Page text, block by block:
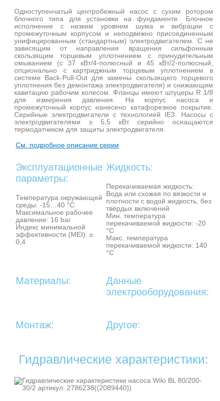
Одноступенчатый центробежный насос с сухим ротором
блочного типа для установки на фундаменте. Блочное
исполнение с низким уровнем шума и вибрации с
промежуточным корпусом и неподвижно присоединенным
унифицированным (стандартным) электродвигателем. С не
зависящим от направления вращения сильфонным
скользящим торцевым уплотнением с принудительным
омыванием (с 37 кВт/4-полюсный и 45 кВт/2-полюсный,
опционально с картриджным торцевым уплотнением в
системе Back-Pull-Out для замены скользящего торцевого
уплотнения без демонтажа электродвигателя) и снижающим
кавитацию рабочим колесом. Фланцы имеют штуцеры R 1/8
для измерения давления. На корпус насоса и
промежуточный корпус нанесено катафорезное покрытие.
Серийные электродвигатели с технологией IE3. Насосы с
электродвигателями ≥ 5,5 кВт серийно оснащаются
термодатчиком для защиты электродвигателя.
См. подробное описание серии
Эксплуатационные
параметры:
Температура окружающей
среды: -15…40 °C
Максимальное рабочее
давление: 16 bar
Индекс минимальной
эффективности (MEI): ≥
0,4
Жидкость:
Перекачиваемая жидкость:
Вода или схожая по вязкости и
плотности с водой жидкость, без
твёрдых включений
Мин. температура
перекачиваемой жидкости: -20
°C
Макс. температура
перекачиваемой жидкости: 140
°C
Материалы:
Данные
электрооборудования:
Монтаж: Другое:
Гидравлические характеристики: